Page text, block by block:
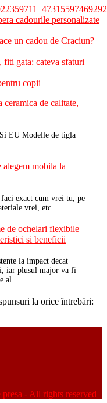
cadourile personalizate
un cadou de Craciun?
gata: cateva sfaturi
copii
ceramica de calitate,
EU Modelle de tigla
alegem mobila la
exact cum vrei tu, pe
vrei, etc.
de ochelari flexibile
si beneficii
la impact decat
iar plusul major va fi
al…
la orice întrebări:
- All rights reserved